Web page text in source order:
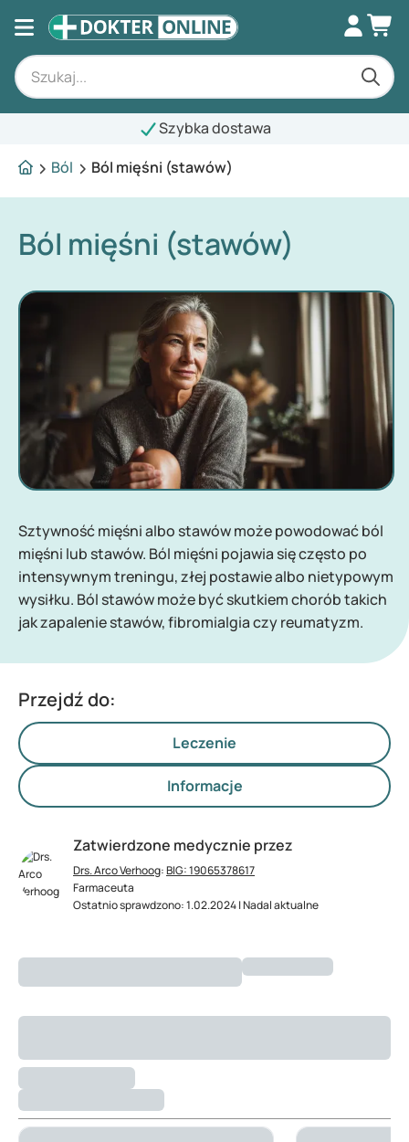
Szybka dostawa
Ból
Ból mięśni (stawów)
Ból mięśni (stawów)
Sztywność mięśni albo stawów może powodować ból
mięśni lub stawów. Ból mięśni pojawia się często po
intensywnym treningu, złej postawie albo nietypowym
wysiłku. Ból stawów może być skutkiem chorób takich
jak zapalenie stawów, fibromialgia czy reumatyzm.
Przejdź do:
Leczenie
Informacje
Zatwierdzone medycznie przez
Drs. Arco Verhoog:BIG: 19065378617
Farmaceuta
Ostatnio sprawdzono: 1.02.2024 | Nadal aktualne